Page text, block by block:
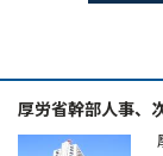
厚労省幹部人事、